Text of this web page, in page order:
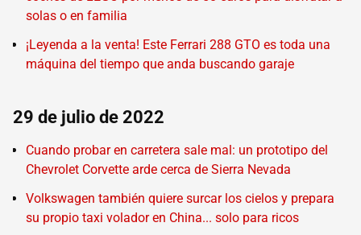
solas o en familia
¡Leyenda a la venta! Este Ferrari 288 GTO es toda una
máquina del tiempo que anda buscando garaje
29 de julio de 2022
Cuando probar en carretera sale mal: un prototipo del
Chevrolet Corvette arde cerca de Sierra Nevada
Volkswagen también quiere surcar los cielos y prepara
su propio taxi volador en China... solo para ricos